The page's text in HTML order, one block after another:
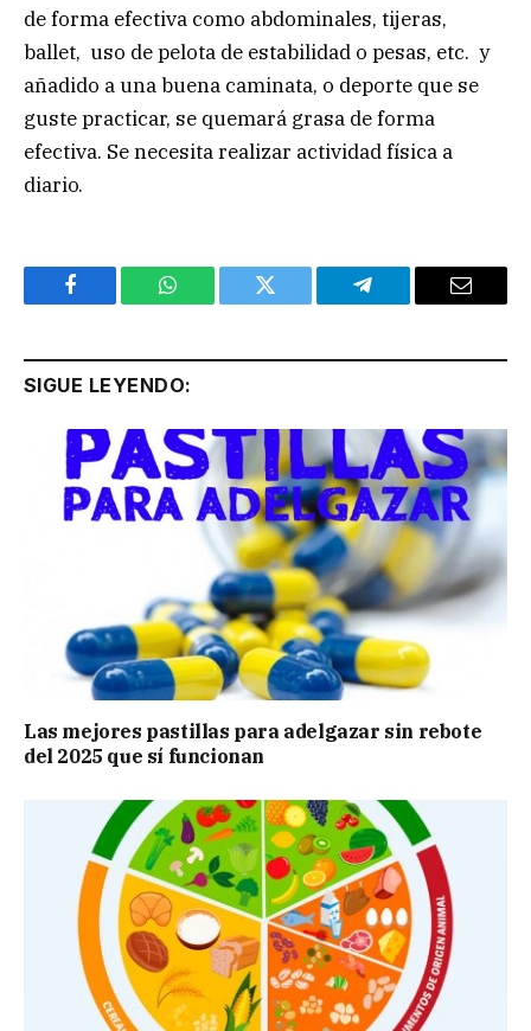
de forma efectiva como abdominales, tijeras,
ballet, uso de pelota de estabilidad o pesas, etc. y
añadido a una buena caminata, o deporte que se
guste practicar, se quemará grasa de forma
efectiva. Se necesita realizar actividad física a
diario.
Facebook WhatsApp Twitter Telegram Email
SIGUE LEYENDO:
Las mejores pastillas para adelgazar sin rebote
del 2025 que sí funcionan